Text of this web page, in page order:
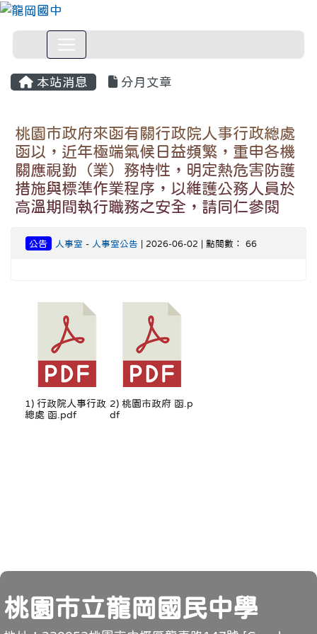
本站消息 分月文章
桃園市政府來函有關行政院人事行政總處
函以，近年極端氣候日益頻繁，重申各機
關應視勤（業）務特性，明定熱危害防護
措施與標準作業程序，以維護公務人員於
高溫期間執行職務之安全，請同仁參閱
公告 人事室 - 人事室公告 | 2026-06-02 | 點閱數： 66
1) 行政院人事行政
總處 函.pdf
2) 桃園市政府 函.p
df
頁尾
桃園市立龍岡國民中學